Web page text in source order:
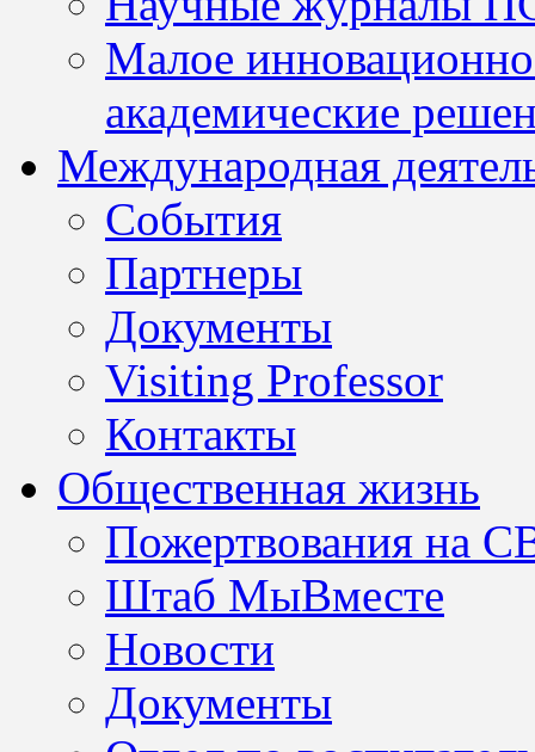
Малое
академические
Международная
События
Партнеры
Документы
Visiting Professor
Контакты
Общественная жизнь
Пожертвования на
Штаб МыВместе
Новости
Документы